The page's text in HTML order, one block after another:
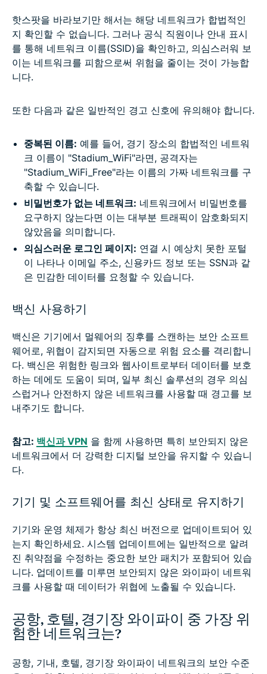
핫스팟을 바라보기만 해서는 해당 네트워크가 합법적인
지 확인할 수 없습니다. 그러나 공식 직원이나 안내 표시
를 통해 네트워크 이름(SSID)을 확인하고, 의심스러워 보
이는 네트워크를 피함으로써 위험을 줄이는 것이 가능합
니다.
또한 다음과 같은 일반적인 경고 신호에 유의해야 합니다.
중복된 이름: 예를 들어, 경기 장소의 합법적인 네트워
크 이름이 "Stadium_WiFi"라면, 공격자는
"Stadium_WiFi_Free"라는 이름의 가짜 네트워크를 구
축할 수 있습니다.
비밀번호가 없는 네트워크: 네트워크에서 비밀번호를
요구하지 않는다면 이는 대부분 트래픽이 암호화되지
않았음을 의미합니다.
의심스러운 로그인 페이지: 연결 시 예상치 못한 포털
이 나타나 이메일 주소, 신용카드 정보 또는 SSN과 같
은 민감한 데이터를 요청할 수 있습니다.
백신 사용하기
백신은 기기에서 멀웨어의 징후를 스캔하는 보안 소프트
웨어로, 위협이 감지되면 자동으로 위험 요소를 격리합니
다. 백신은 위험한 링크와 웹사이트로부터 데이터를 보호
하는 데에도 도움이 되며, 일부 최신 솔루션의 경우 의심
스럽거나 안전하지 않은 네트워크를 사용할 때 경고를 보
내주기도 합니다.
참고: 백신과 VPN 을 함께 사용하면 특히 보안되지 않은
네트워크에서 더 강력한 디지털 보안을 유지할 수 있습니
다.
기기 및 소프트웨어를 최신 상태로 유지하기
기기와 운영 체제가 항상 최신 버전으로 업데이트되어 있
는지 확인하세요. 시스템 업데이트에는 일반적으로 알려
진 취약점을 수정하는 중요한 보안 패치가 포함되어 있습
니다. 업데이트를 미루면 보안되지 않은 와이파이 네트워
크를 사용할 때 데이터가 위협에 노출될 수 있습니다.
공항, 호텔, 경기장 와이파이 중 가장 위
험한 네트워크는?
공항, 기내, 호텔, 경기장 와이파이 네트워크의 보안 수준